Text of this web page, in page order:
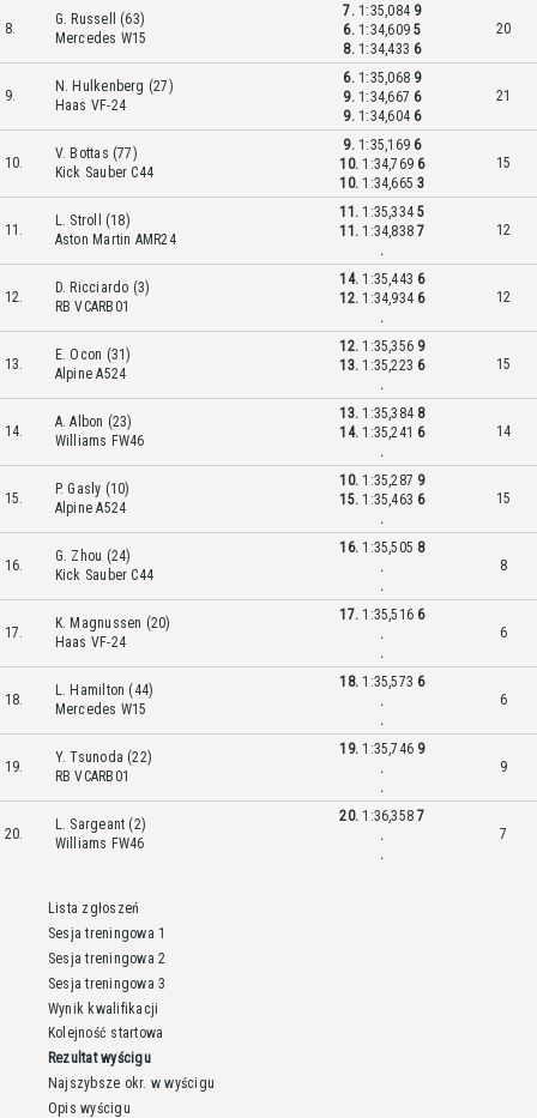
8.
G. Russell (63)
Mercedes W15
7. 1:35,084 9
6. 1:34,6095
8. 1:34,433 6
20
9.
N. Hulkenberg (27)
Haas VF-24
6. 1:35,068 9
9. 1:34,667 6
9. 1:34,604 6
21
10.
V. Bottas (77)
Kick Sauber C44
9. 1:35,169 6
10. 1:34,769 6
10. 1:34,6653
15
11.
L. Stroll (18)
Aston Martin AMR24
11. 1:35,3345
11. 1:34,8387
.
12
12.
D. Ricciardo (3)
RB VCARB01
14. 1:35,443 6
12. 1:34,934 6
.
12
13.
E. Ocon (31)
Alpine A524
12. 1:35,356 9
13. 1:35,223 6
.
15
14.
A. Albon (23)
Williams FW46
13. 1:35,384 8
14. 1:35,241 6
.
14
15.
P. Gasly (10)
Alpine A524
10. 1:35,287 9
15. 1:35,463 6
.
15
16.
G. Zhou (24)
Kick Sauber C44
16. 1:35,505 8
.
.
8
17.
K. Magnussen (20)
Haas VF-24
17. 1:35,516 6
.
.
6
18.
L. Hamilton (44)
Mercedes W15
18. 1:35,573 6
.
.
6
19.
Y. Tsunoda (22)
RB VCARB01
19. 1:35,746 9
.
.
9
20.
L. Sargeant (2)
Williams FW46
20. 1:36,3587
.
.
7
Lista zgłoszeń
Sesja treningowa 1
Sesja treningowa 2
Sesja treningowa 3
Wynik kwalifikacji
Kolejność startowa
Rezultat wyścigu
Najszybsze okr. w wyścigu
Opis wyścigu